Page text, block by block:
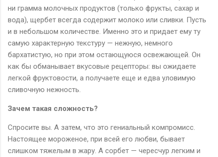
ни грамма молочных продуктов (только фрукты, сахар и
вода), щербет всегда содержит молоко или сливки. Пусть
и в небольшом количестве. Именно это и придает ему ту
самую характерную текстуру — нежную, немного
бархатистую, но при этом остающуюся освежающей. Он
как бы обманывает вкусовые рецепторы: вы ожидаете
легкой фруктовости, а получаете еще и едва уловимую
сливочную нежность.
Зачем такая сложность?
Спросите вы. А затем, что это гениальный компромисс.
Настоящее мороженое, при всей его любви, бывает
слишком тяжелым в жару. А сорбет — чересчур легким и